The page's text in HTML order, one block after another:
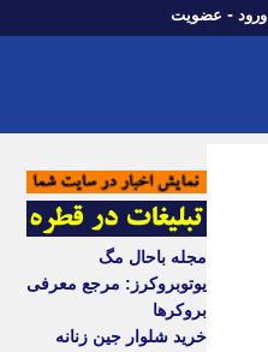
ورود - عضویت
مجله باحال مگ
یوتوبروکرز: مرجع معرفی
بروکرها
خرید شلوار جین زنانه